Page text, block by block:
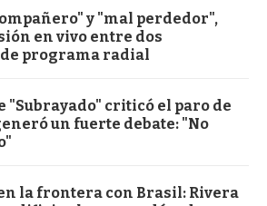
y "mal perdedor",
en vivo entre dos
programa radial
"Subrayado" criticó el paro de
un fuerte debate: "No
la frontera con Brasil: Rivera